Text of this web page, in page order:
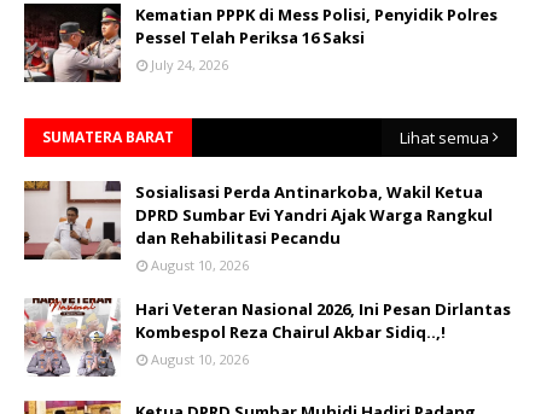
Kematian PPPK di Mess Polisi, Penyidik Polres
Pessel Telah Periksa 16 Saksi
July 24, 2026
SUMATERA BARAT Lihat semua
Sosialisasi Perda Antinarkoba, Wakil Ketua
DPRD Sumbar Evi Yandri Ajak Warga Rangkul
dan Rehabilitasi Pecandu
August 10, 2026
Hari Veteran Nasional 2026, Ini Pesan Dirlantas
Kombespol Reza Chairul Akbar Sidiq..,!
August 10, 2026